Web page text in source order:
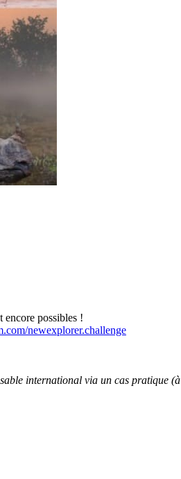
encore possibles !
newexplorer.challenge
international via un cas pratique (à